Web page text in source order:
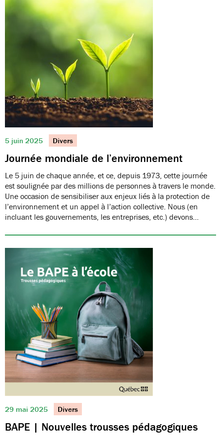
5 juin 2025 Divers
Journée mondiale de l’environnement
Le 5 juin de chaque année, et ce, depuis 1973, cette journée
est soulignée par des millions de personnes à travers le monde.
Une occasion de sensibiliser aux enjeux liés à la protection de
l’environnement et un appel à l’action collective. Nous (en
incluant les gouvernements, les entreprises, etc.) devons…
29 mai 2025 Divers
BAPE | Nouvelles trousses pédagogiques